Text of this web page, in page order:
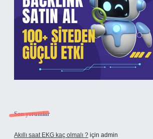
Son yorumlar
Akıllı saat EKG kaç olmalı ? için admin